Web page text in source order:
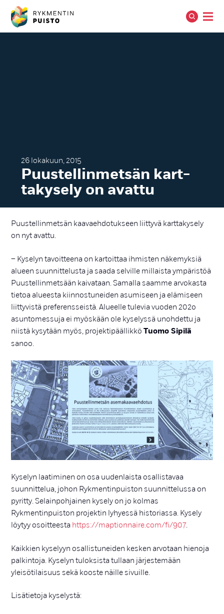
26 lokakuun, 2015
Puus­tel­lin­met­sän kart­
ta­ky­se­ly on avat­tu
Puustellinmetsän kaavaehdotukseen liittyvä karttakysely
on nyt avattu.
– Kyselyn tavoitteena on kartoittaa ihmisten näkemyksiä
alueen suunnittelusta ja saada selville millaista ympäristöä
Puustellinmetsään kaivataan. Samalla saamme arvokasta
tietoa alueesta kiinnostuneiden asumiseen ja elämiseen
liittyvistä preferensseistä. Alueelle tulevia vuoden 202o
asuntomessuja ei myöskään ole kyselyssä unohdettu ja
niistä kysytään myös, projektipäällikköTuomo Sipilä
sanoo.
Kyselyn laatiminen on osa uudenlaista osallistavaa
suunnittelua, johon Rykmentinpuiston suunnittelussa on
pyritty. Selainpohjainen kysely on jo kolmas
Rykmentinpuiston projektin lyhyessä historiassa. Kysely
löytyy osoitteesta https://maptionnaire.com/fi/907.
Kaikkien kyselyyn osallistuneiden kesken arvotaan hienoja
palkintoja. Kyselyn tuloksista tullaan järjestemään
yleisötilaisuus sekä kooste näille sivuille.
Lisätietoja kyselystä: